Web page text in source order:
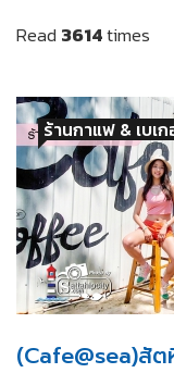
Read 3614times
ร้านกาแฟ & เบเ
(Cafe@sea)สัต